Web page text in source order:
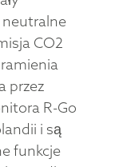
neutralne
CO2
przez
R-Go
i są
funkcje